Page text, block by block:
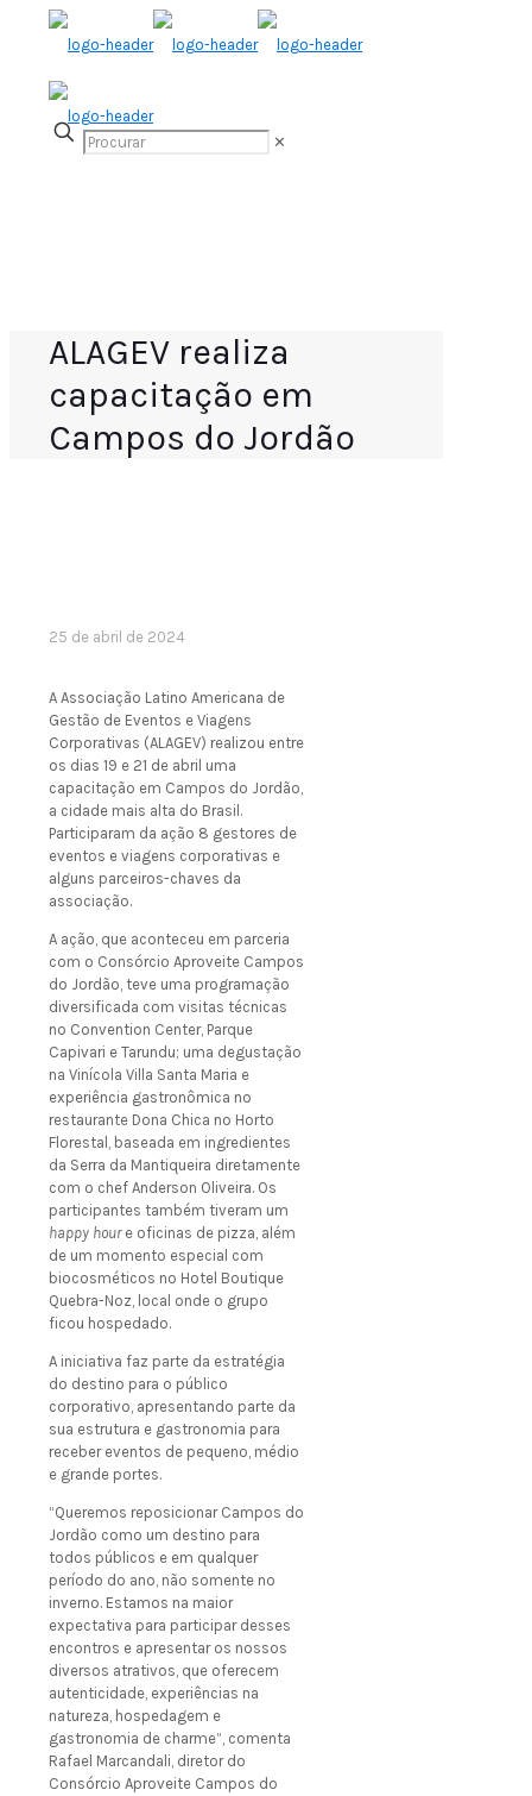
✕
ALAGEV realiza
capacitação em
Campos do Jordão
25 de abril de 2024
A Associação Latino Americana de
Gestão de Eventos e Viagens
Corporativas (ALAGEV) realizou entre
os dias 19 e 21 de abril uma
capacitação em Campos do Jordão,
a cidade mais alta do Brasil.
Participaram da ação 8 gestores de
eventos e viagens corporativas e
alguns parceiros-chaves da
associação.
A ação, que aconteceu em parceria
com o Consórcio Aproveite Campos
do Jordão, teve uma programação
diversificada com visitas técnicas
no Convention Center, Parque
Capivari e Tarundu; uma degustação
na Vinícola Villa Santa Maria e
experiência gastronômica no
restaurante Dona Chica no Horto
Florestal, baseada em ingredientes
da Serra da Mantiqueira diretamente
com o chef Anderson Oliveira. Os
participantes também tiveram um
happy hour e oficinas de pizza, além
de um momento especial com
biocosméticos no Hotel Boutique
Quebra-Noz, local onde o grupo
ficou hospedado.
A iniciativa faz parte da estratégia
do destino para o público
corporativo, apresentando parte da
sua estrutura e gastronomia para
receber eventos de pequeno, médio
e grande portes.
“Queremos reposicionar Campos do
Jordão como um destino para
todos públicos e em qualquer
período do ano, não somente no
inverno. Estamos na maior
expectativa para participar desses
encontros e apresentar os nossos
diversos atrativos, que oferecem
autenticidade, experiências na
natureza, hospedagem e
gastronomia de charme”, comenta
Rafael Marcandali, diretor do
Consórcio Aproveite Campos do